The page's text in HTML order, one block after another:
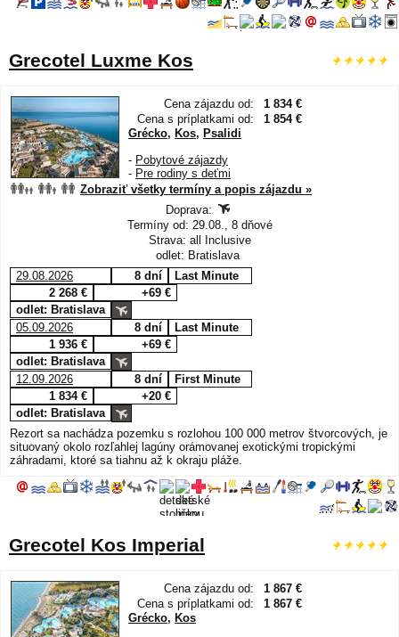
Grecotel Luxme Kos
Cena zájazdu od:
1 834 €
Cena s príplatkami od:
1 854 €
Grécko, Kos, Psalidi
- Pobytové zájazdy
- Pre rodiny s deťmi
Zobraziť všetky termíny a popis zájazdu »
Doprava:
Termíny od: 29.08., 8 dňové
Strava: all Inclusive
odlet: Bratislava
29.08.2026
8 dní
Last Minute
2 268 €
+69 €
odlet: Bratislava
05.09.2026
8 dní
Last Minute
1 936 €
+69 €
odlet: Bratislava
12.09.2026
8 dní
First Minute
1 834 €
+20 €
odlet: Bratislava
Rezort sa nachádza pozemku s rozlohou 100 000 metrov štvorcových, je
situovaný okolo rozľahlej lagúny orámovanej exotickými tropickými
záhradami, ktoré sa tiahnu až k okraju pláže.
Grecotel Kos Imperial
Cena zájazdu od:
1 867 €
Cena s príplatkami od:
1 867 €
Grécko, Kos